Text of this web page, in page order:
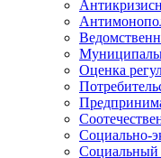
Оценка
Социально-
Социальный